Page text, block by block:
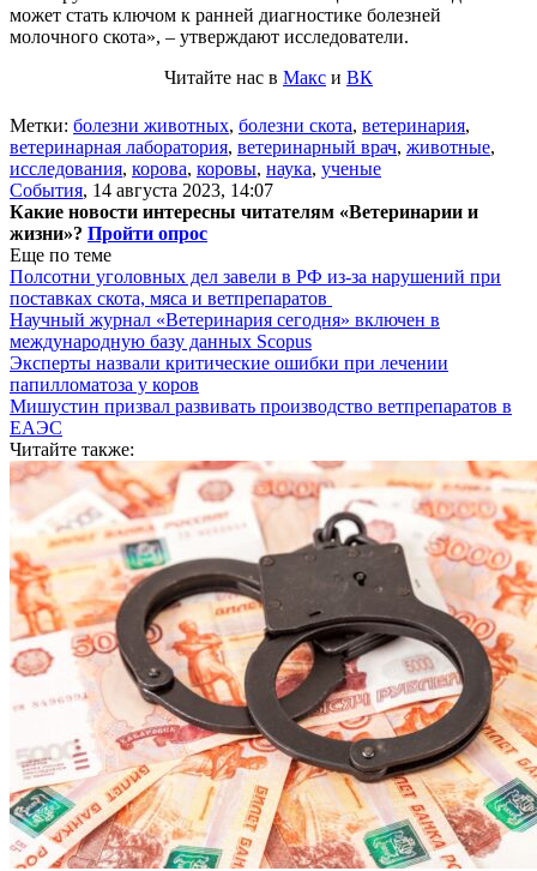
может стать ключом к ранней диагностике болезней
молочного скота», – утверждают исследователи.
Читайте нас в Макс и ВК
Метки: болезни животных, болезни скота, ветеринария,
ветеринарная лаборатория, ветеринарный врач, животные,
исследования, корова, коровы, наука, ученые
События, 14 августа 2023, 14:07
Какие новости интересны читателям «Ветеринарии и
жизни»? Пройти опрос
Еще по теме
Полсотни уголовных дел завели в РФ из-за нарушений при
поставках скота, мяса и ветпрепаратов
Научный журнал «Ветеринария сегодня» включен в
международную базу данных Scopus
Эксперты назвали критические ошибки при лечении
папилломатоза у коров
Мишустин призвал развивать производство ветпрепаратов в
ЕАЭС
Читайте также: